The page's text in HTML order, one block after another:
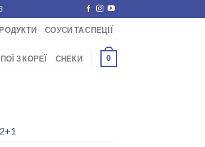
СОУСИ ТА СПЕЦІЇ
З КОРЕЇ СНЕКИ 0